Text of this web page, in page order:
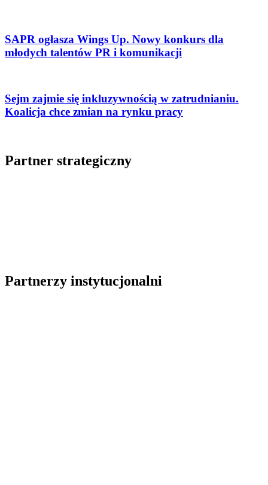
SAPR ogłasza Wings Up. Nowy konkurs dla
młodych talentów PR i komunikacji
Sejm zajmie się inkluzywnością w zatrudnianiu.
Koalicja chce zmian na rynku pracy
Partner strategiczny
Partnerzy instytucjonalni